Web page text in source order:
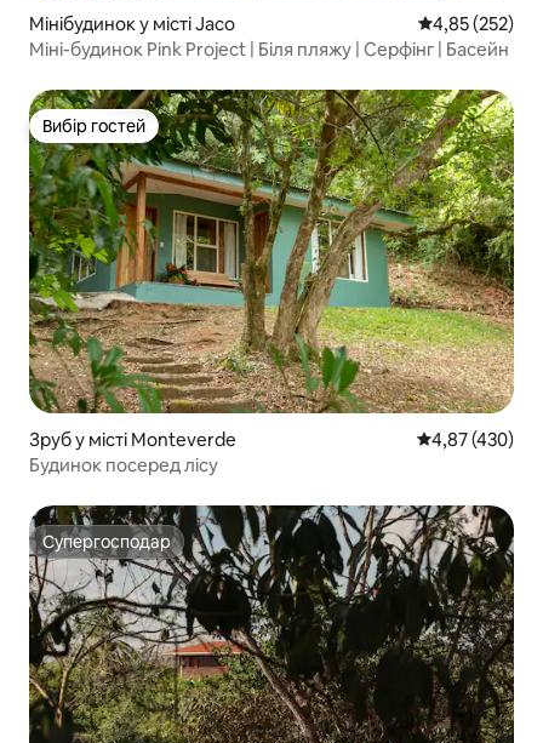
Мінібудинок у місті Jaco Середня
4,85 (252)
Міні-будинок Pink Project | Біля пляжу | Серфінг | Басейн
Вибір гостей
Вибір гостей
Зруб у місті Monteverde Середня
4,87 (430)
Будинок посеред лісу
Супергосподар
Супергосподар